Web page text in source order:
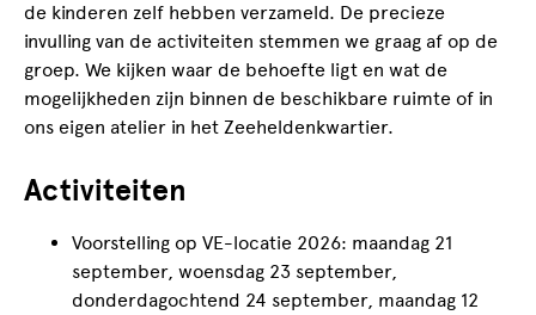
de kinderen zelf hebben verzameld. De precieze
invulling van de activiteiten stemmen we graag af op de
groep. We kijken waar de behoefte ligt en wat de
mogelijkheden zijn binnen de beschikbare ruimte of in
ons eigen atelier in het Zeeheldenkwartier.
Activiteiten
Voorstelling op VE-locatie 2026: maandag 21
september, woensdag 23 september,
donderdagochtend 24 september, maandag 12